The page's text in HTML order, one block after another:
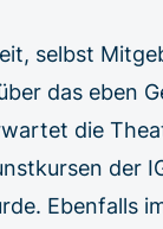
selbst
das eben
die
der
Ebenfalls